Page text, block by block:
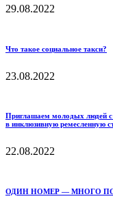
29.08.2022
Что такое социальное такси?
23.08.2022
Приглашаем молодых людей с
в инклюзивную ремесленную
22.08.2022
ОДИН НОМЕР — МНОГО